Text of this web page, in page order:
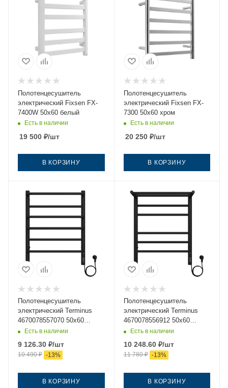
Полотенцесушитель
электрический Fixsen FX-
7400W 50х60 белый
Есть в наличии
19 500 ₽/шт
В КОРЗИНУ
Полотенцесушитель
электрический Fixsen FX-
7300 50х60 хром
Есть в наличии
20 250₽/шт
В КОРЗИНУ
Полотенцесушитель
электрический Terminus
4670078557070 50х60
черный
Есть в наличии
9 126.30 ₽/шт
10 490₽ -13%
В КОРЗИНУ
Полотенцесушитель
электрический Terminus
4670078556912 50х60
черный
Есть в наличии
10 248.60₽/шт
11 780₽ -13%
В КОРЗИНУ